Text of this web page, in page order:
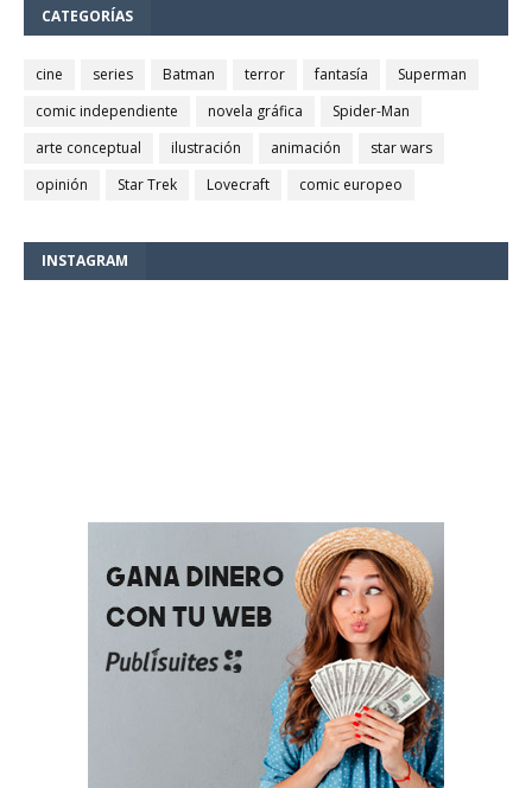
CATEGORÍAS
cine series Batman terror fantasía
Superman
comic independiente
novela gráfica
Spider-Man
arte conceptual
ilustración animación
star wars
opinión
Star Trek Lovecraft comic europeo
INSTAGRAM